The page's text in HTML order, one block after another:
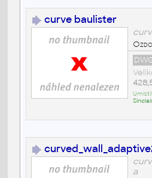
curve baulister
a